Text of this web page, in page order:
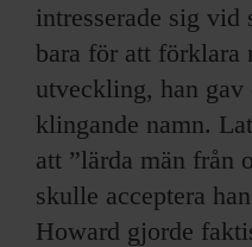
intresserade sig
bara för att förklara
utveckling, han
klingande namn.
att ”lärda män från
skulle acceptera
Howard gjorde